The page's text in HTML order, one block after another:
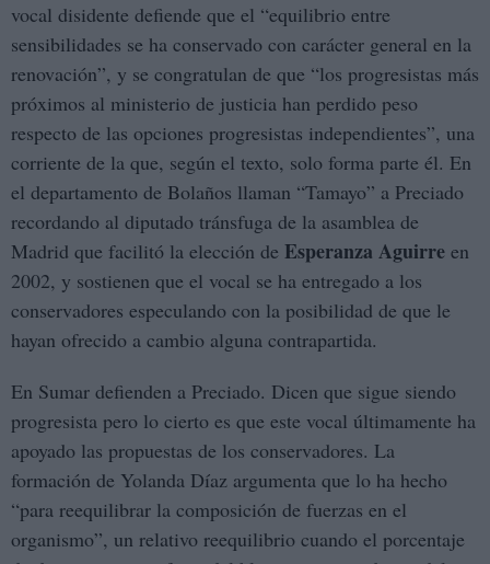
vocal disidente defiende que el “equilibrio entre
sensibilidades se ha conservado con carácter general en la
renovación”, y se congratulan de que “los progresistas más
próximos al ministerio de justicia han perdido peso
respecto de las opciones progresistas independientes”, una
corriente de la que, según el texto, solo forma parte él. En
el departamento de Bolaños llaman “Tamayo” a Preciado
recordando al diputado tránsfuga de la asamblea de
Madrid que facilitó la elección de Esperanza Aguirre en
2002, y sostienen que el vocal se ha entregado a los
conservadores especulando con la posibilidad de que le
hayan ofrecido a cambio alguna contrapartida.
En Sumar defienden a Preciado. Dicen que sigue siendo
progresista pero lo cierto es que este vocal últimamente ha
apoyado las propuestas de los conservadores. La
formación de Yolanda Díaz argumenta que lo ha hecho
“para reequilibrar la composición de fuerzas en el
organismo”, un relativo reequilibrio cuando el porcentaje